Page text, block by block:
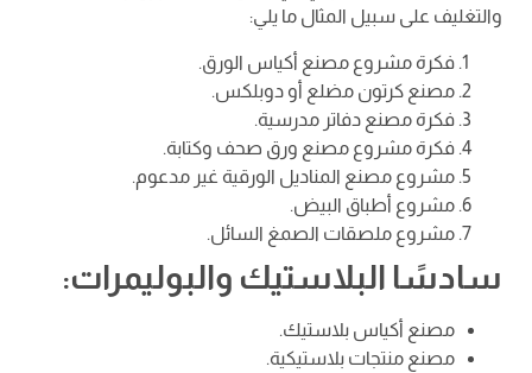
والتغليف على سبيل المثال ما يلي:
فكرة مشروع مصنع أكياس الورق.
مصنع كرتون مضلع أو دوبلكس.
فكرة مصنع دفاتر مدرسية.
فكرة مشروع مصنع ورق صحف وكتابة.
مشروع مصنع المناديل الورقية غير مدعوم.
مشروع أطباق البيض.
مشروع ملصقات الصمغ السائل.
سادسًا البلاستيك والبوليمرات:
مصنع أكياس بلاستيك.
مصنع منتجات بلاستيكية.